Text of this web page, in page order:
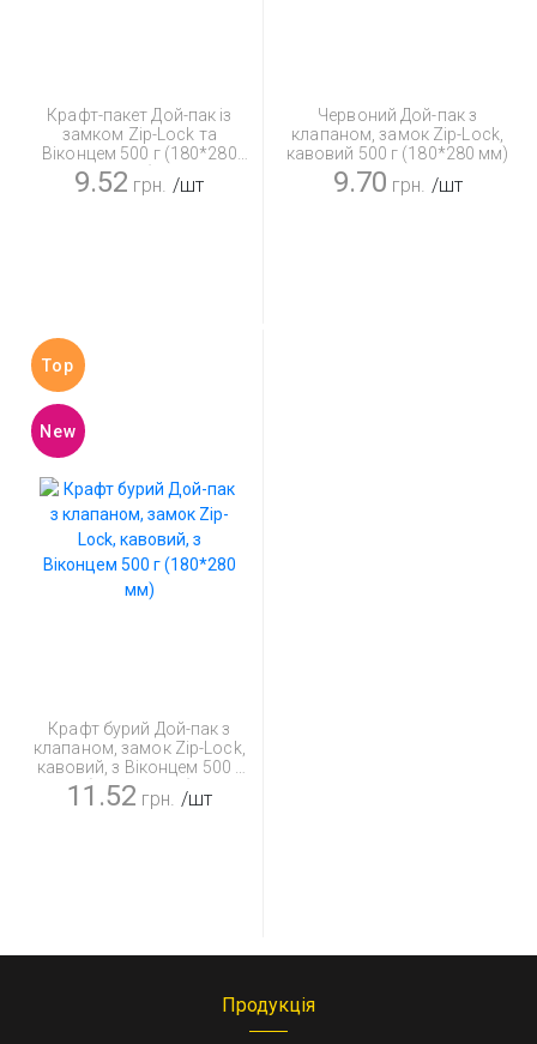
Крафт-пакет Дой-пак із
замком Zip-Lock та
Віконцем 500 г (180*280
мм)
9.52 грн. /шт
Червоний Дой-пак з
клапаном, замок Zip-Lock,
кавовий 500 г (180*280 мм)
9.70 грн. /шт
Top
New
Крафт бурий Дой-пак з
клапаном, замок Zip-Lock,
кавовий, з Віконцем 500 г
(180*280 мм)
11.52 грн. /шт
Продукція